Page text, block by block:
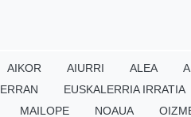
AIKOR AIURRI ALEA
ERRAN EUSKALERRIA IRRATIA
MAILOPE NOAUA